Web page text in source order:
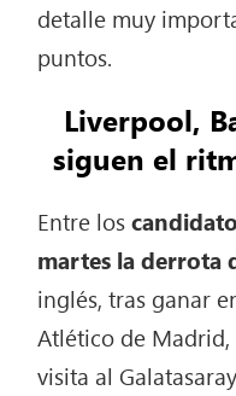
detalle muy
puntos.
Liverpool,
siguen el
Entre los
martes la derrota
inglés, tras ganar
Atlético de Madrid,
visita al